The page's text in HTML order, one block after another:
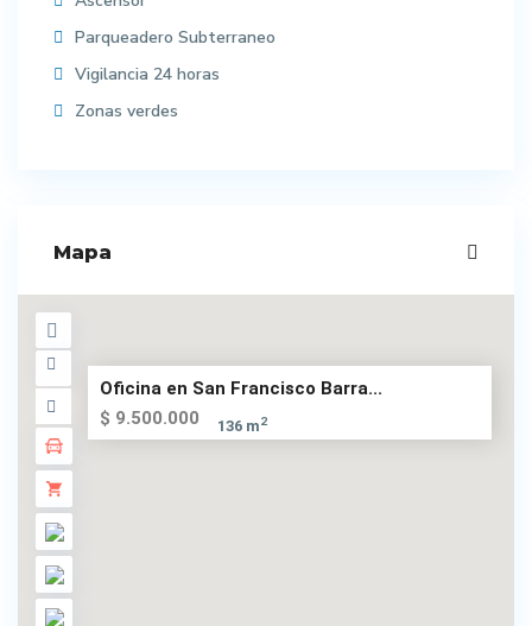
Parqueadero Subterraneo
Vigilancia 24 horas
Zonas verdes
Mapa
Oficina en San Francisco Barra...
$ 9.500.000
136 m2